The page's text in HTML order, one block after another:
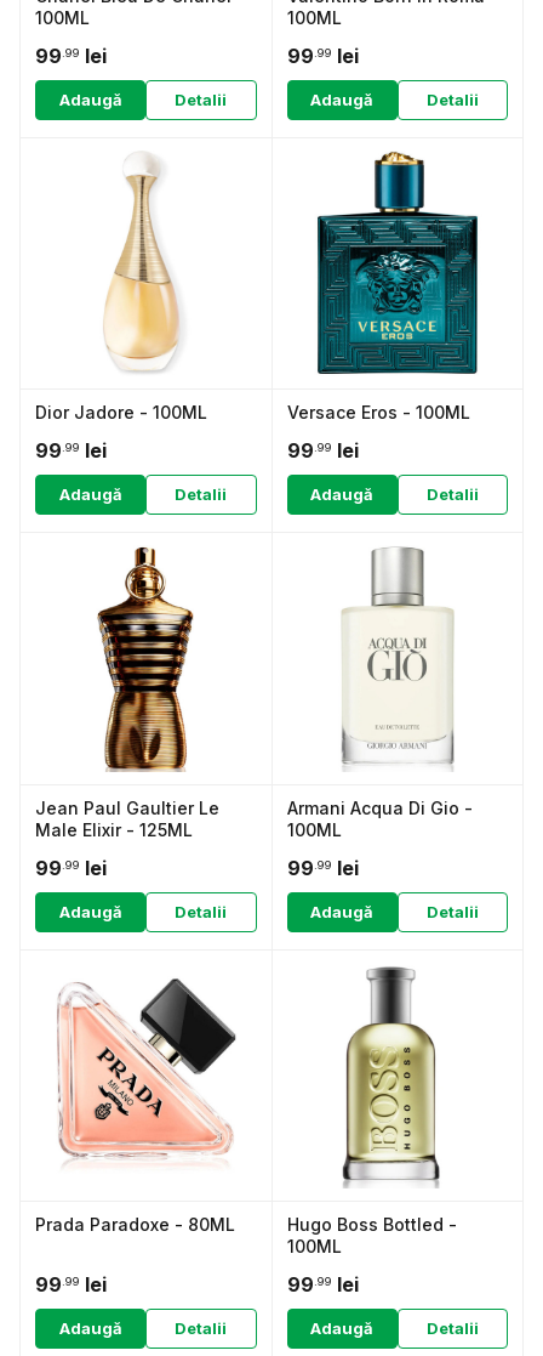
100ML
99 .99 lei
Adaugă Detalii
100ML
99 .99 lei
Adaugă Detalii
Dior Jadore - 100ML
99 .99 lei
Adaugă Detalii
Versace Eros - 100ML
99 .99 lei
Adaugă Detalii
Jean Paul Gaultier Le
Male Elixir - 125ML
99 .99 lei
Adaugă Detalii
Armani Acqua Di Gio -
100ML
99 .99 lei
Adaugă Detalii
Prada Paradoxe - 80ML
99 .99 lei
Adaugă Detalii
Hugo Boss Bottled -
100ML
99 .99 lei
Adaugă Detalii